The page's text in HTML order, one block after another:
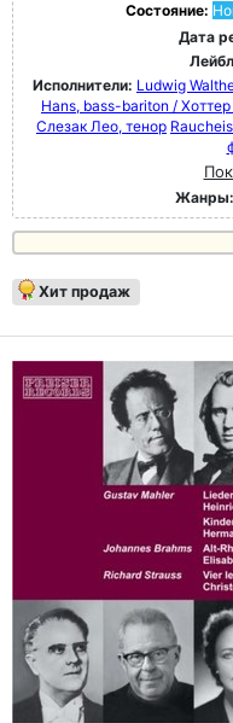
Состояние:
Дата
Исполнители: Ludwig
Hans, bass-bariton /
Слезак Лео, тенор
Жанры:
Хит продаж